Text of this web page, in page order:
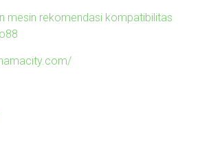
mesin rekomendasi kompatibilitas